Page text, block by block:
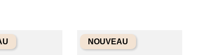
NOUVEAU